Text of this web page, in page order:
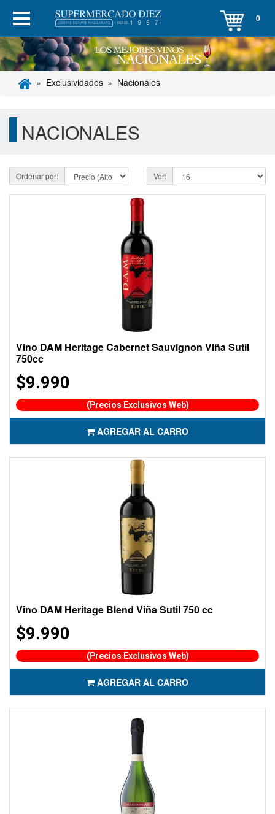
0
Exclusividades Nacionales
NACIONALES
Ordenar por: Ver:
Vino DAM Heritage Cabernet Sauvignon Viña Sutil
750cc
$9.990
(Precios Exclusivos Web)
AGREGAR AL CARRO
Vino DAM Heritage Blend Viña Sutil 750 cc
$9.990
(Precios Exclusivos Web)
AGREGAR AL CARRO